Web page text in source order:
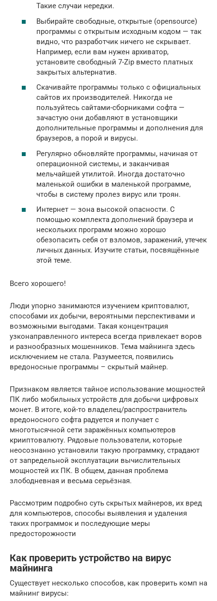
Такие случаи нередки.
Выбирайте свободные, открытые (opensource)
программы с открытым исходным кодом — так
видно, что разработчик ничего не скрывает.
Например, если вам нужен архиватор,
установите свободный 7-Zip вместо платных
закрытых альтернатив.
Скачивайте программы только с официальных
сайтов их производителей. Никогда не
пользуйтесь сайтами-сборниками софта —
зачастую они добавляют в установщики
дополнительные программы и дополнения для
браузеров, а порой и вирусы.
Регулярно обновляйте программы, начиная от
операционной системы, и заканчивая
мельчайшей утилитой. Иногда достаточно
маленькой ошибки в маленькой программе,
чтобы в систему пролез вирус или троян.
Интернет — зона высокой опасности. С
помощью комплекта дополнений браузера и
нескольких программ можно хорошо
обезопасить себя от взломов, заражений, утечек
личных данных. Изучите статьи, посвящённые
этой теме.
Всего хорошего!
Люди упорно занимаются изучением криптовалют,
способами их добычи, вероятными перспективами и
возможными выгодами. Такая концентрация
узконаправленного интереса всегда привлекает воров
и разнообразных мошенников. Тема майнинга здесь
исключением не стала. Разумеется, появились
вредоносные программы – скрытый майнер.
Признаком является тайное использование мощностей
ПК либо мобильных устройств для добычи цифровых
монет. В итоге, кой-то владелец/распространитель
вредоносного софта радуется и получает с
многотысячной сети заражённых компьютеров
крииптовалюту. Рядовые пользователи, которые
неосознанно установили такую программку, страдают
от запредельной эксплуатации вычислительных
мощностей их ПК. В общем, данная проблема
злободневная и весьма серьёзная.
Рассмотрим подробно суть скрытых майнеров, их вред
для компьютеров, способы выявления и удаления
таких программок и последующие меры
предосторожности
Как проверить устройство на вирус
майнинга
Существует несколько способов, как проверить комп на
майнинг вирусы: